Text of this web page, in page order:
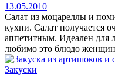
13.05.2010
Салат из моцареллы и
кухни. Салат получается
аппетитным. Идеален для
любимо это блюдо
Закуски